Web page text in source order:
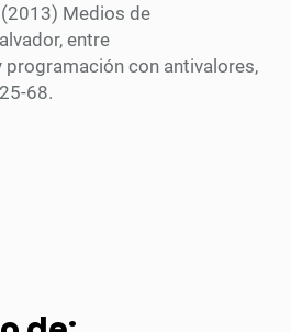
(2013) Medios de
entre
con antivalores,
68.